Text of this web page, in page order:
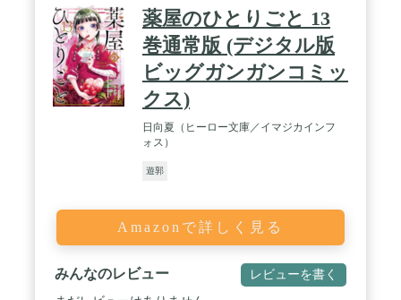
薬屋のひとりごと 13
巻通常版 (デジタル版
ビッグガンガンコミッ
クス)
日向夏（ヒーロー文庫／イマジカインフ
ォス）
遊郭
Amazonで詳しく見る
みんなのレビュー レビューを書く